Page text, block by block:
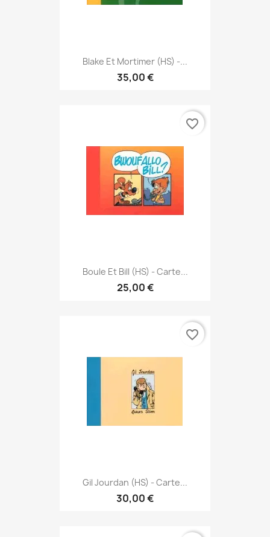
Blake Et Mortimer (HS) -...
35,00 €
Boule Et Bill (HS) - Carte...
25,00 €
favorite_border
Gil Jourdan (HS) - Carte...
30,00 €
favorite_border